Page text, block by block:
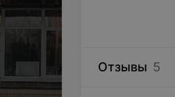
Отзывы 5